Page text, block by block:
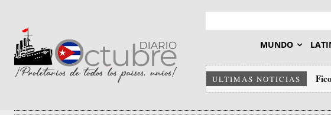
MUNDO
ULTIMAS NOTICIAS